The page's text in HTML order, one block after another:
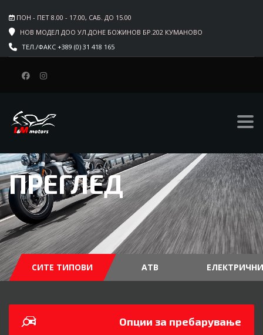
ПОН - ПЕТ 8.00 - 17.00, САБ. ДО 15.00
НОВ МОДЕЛ ДОО УЛ.ДОНЕ БОЖИНОВ БР.202 КУМАНОВО
ТЕЛ./ФАКС +389 (0) 31 418 165
ПРЕГЛЕД
СИТЕ ТИПОВИ АТВ ЕЛЕКТРИЧНИ
Опции за пребарување